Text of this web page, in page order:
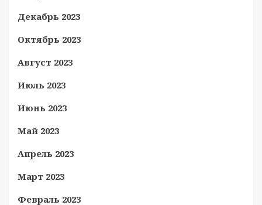
Декабрь 2023
Октябрь 2023
Август 2023
Июль 2023
Июнь 2023
Май 2023
Апрель 2023
Март 2023
Февраль 2023